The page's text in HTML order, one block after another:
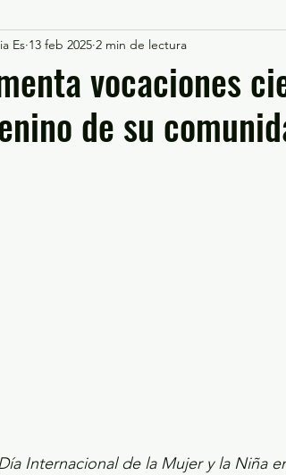
Gubernatura Edoméx 2023
y Justicia Denuncia
vocaciones
de su
Es 13 feb 2025 2 min de lectura
Internacional de la Mujer y la Niña